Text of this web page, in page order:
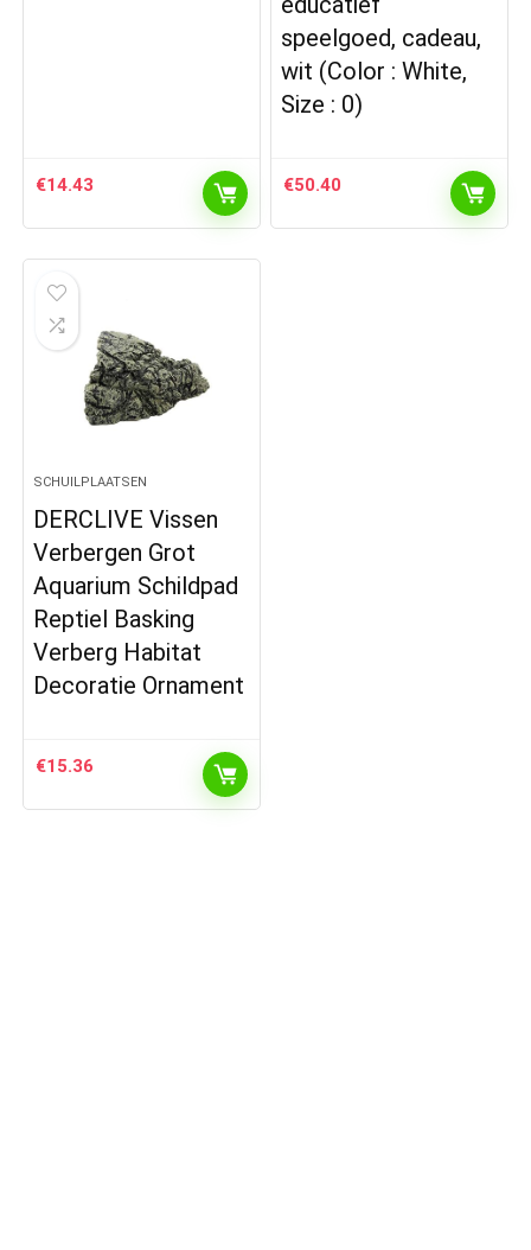
€14.43
speelgoed, cadeau,
wit (Color : White,
Size : 0)
€50.40
SCHUILPLAATSEN
DERCLIVE Vissen
Verbergen Grot
Aquarium Schildpad
Reptiel Basking
Verberg Habitat
Decoratie Ornament
€15.36